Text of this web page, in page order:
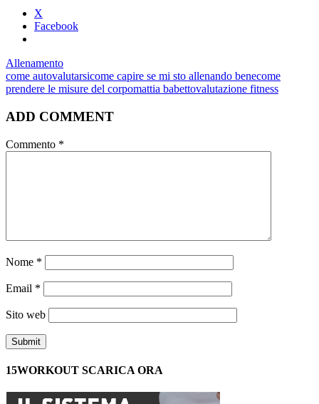
X
Facebook
Allenamento
come autovalutarsicome capire se mi sto allenando benecome
prendere le misure del corpomattia babettovalutazione fitness
ADD COMMENT
Commento *
Nome *
Email *
Sito web
15WORKOUT SCARICA ORA